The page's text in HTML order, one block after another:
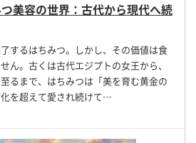
美容の世界：古代から現代へ続
するはちみつ。しかし、その価値は食
ん。古くは古代エジプトの女王から、
るまで、はちみつは「美を育む黄金の
を超えて愛され続けて…